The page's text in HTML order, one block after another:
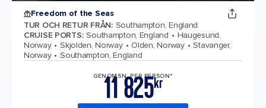
Freedom of the Seas
TUR OCH RETUR FRÅN: Southampton, England
CRUISE PORTS: Southampton, England
Haugesund,
Norway
Skjolden, Norway Olden, Norway
Stavanger,
Norway
Southampton, England
GENOMSN. PER PERSON*
kr
11 825